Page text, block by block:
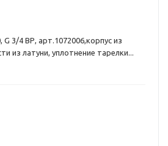
3/4 ВР, арт.1072006,корпус из
из латуни, уплотнение тарелки...